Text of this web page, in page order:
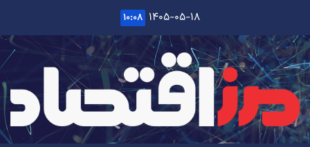
content
۱۴۰۵-۰۵-۱۸ ۱۰:۰۸